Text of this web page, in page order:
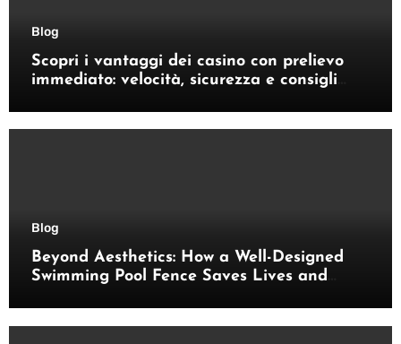
Blog
Scopri i vantaggi dei casino con prelievo
immediato: velocità, sicurezza e consigli
Blog
Beyond Aesthetics: How a Well-Designed
Swimming Pool Fence Saves Lives and